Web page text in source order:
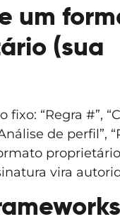
um
(sua
fixo: “Regra #”,
de perfil”,
vira